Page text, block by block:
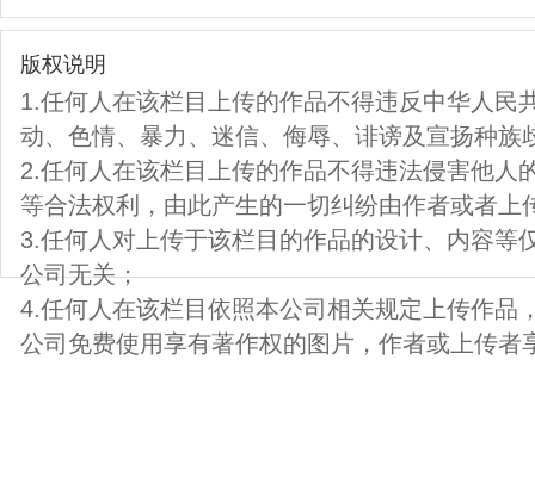
版权说明
1.任何人在该栏目上传的作品不得违反中华人民
动、色情、暴力、迷信、侮辱、诽谤及宣扬种族
2.任何人在该栏目上传的作品不得违法侵害他人
等合法权利，由此产生的一切纠纷由作者或者上
3.任何人对上传于该栏目的作品的设计、内容等
公司无关；
4.任何人在该栏目依照本公司相关规定上传作品
公司免费使用享有著作权的图片，作者或上传者